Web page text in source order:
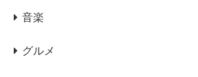
音楽
グルメ